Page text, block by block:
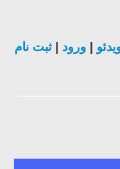
ورود |ثبت نام